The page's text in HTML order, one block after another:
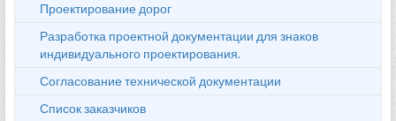
Проектирование дорог
Разработка проектной документации для знаков
индивидуального проектирования.
Согласование технической документации
Список заказчиков